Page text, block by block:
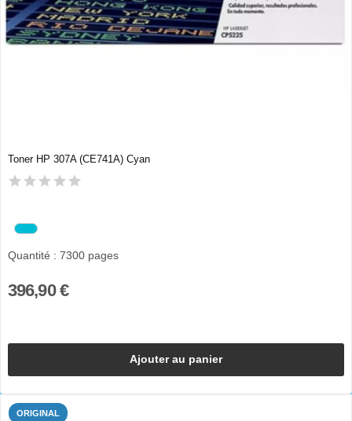
Toner HP 307A (CE741A) Cyan
Quantité : 7300 pages
396,90 €
Ajouter au panier
ORIGINAL